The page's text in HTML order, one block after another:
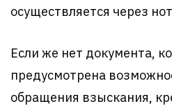
осуществляется через
Если же нет документа,
предусмотрена
обращения взыскания,